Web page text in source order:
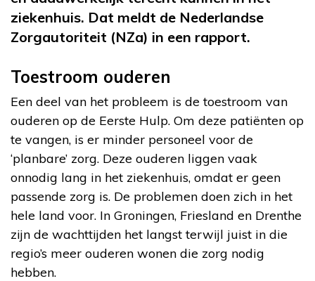
ziekenhuis. Dat meldt de Nederlandse
Zorgautoriteit (NZa) in een rapport.
Toestroom ouderen
Een deel van het probleem is de toestroom van
ouderen op de Eerste Hulp. Om deze patiënten op
te vangen, is er minder personeel voor de
‘planbare’ zorg. Deze ouderen liggen vaak
onnodig lang in het ziekenhuis, omdat er geen
passende zorg is. De problemen doen zich in het
hele land voor. In Groningen, Friesland en Drenthe
zijn de wachttijden het langst terwijl juist in die
regio’s meer ouderen wonen die zorg nodig
hebben.